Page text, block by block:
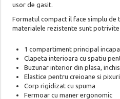
usor de gasit.
Formatul compact il face simplu
materialele rezistente sunt potrivite
1 compartiment principal
Clapeta interioara cu spatiu
Buzunar interior din plasa,
Elastice pentru creioane si pixuri
Corp rigidizat cu spuma
Fermoar cu maner ergonomic